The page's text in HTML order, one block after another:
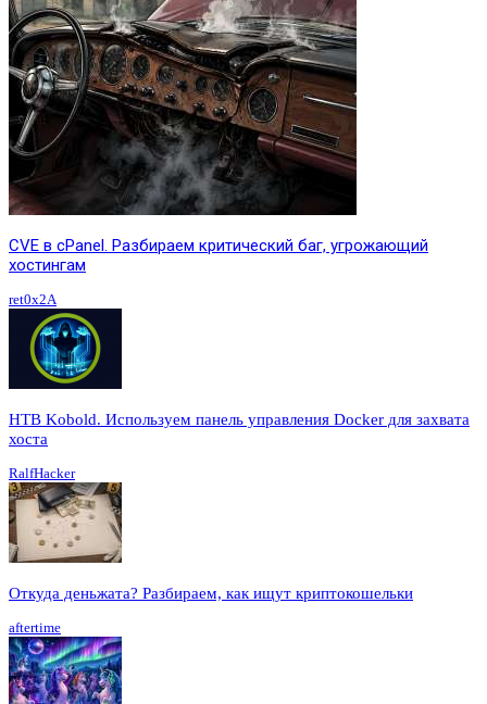
CVE в cPanel. Разбираем критический баг, угрожающий
хостингам
ret0x2A
HTB Kobold. Используем панель управления Docker для захвата
хоста
RalfHacker
Откуда деньжата? Разбираем, как ищут криптокошельки
aftertime